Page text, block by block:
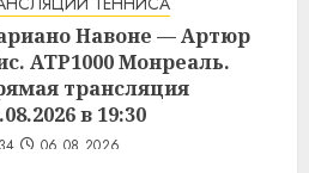
Навоне — Артюр
ATP1000 Монреаль.
трансляция
в 19:30
06.08.2026